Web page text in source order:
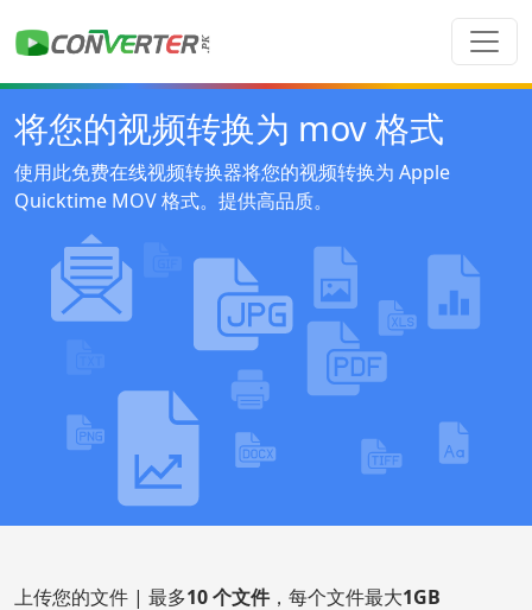
将您的视频转换为 mov 格式
使用此免费在线视频转换器将您的视频转换为 Apple
Quicktime MOV 格式。提供高品质。
上传您的文件 | 最多10 个文件，每个文件最大1GB